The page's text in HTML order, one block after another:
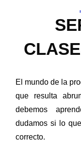
El mundo de la
que resulta
debemos
dudamos si lo
correcto.